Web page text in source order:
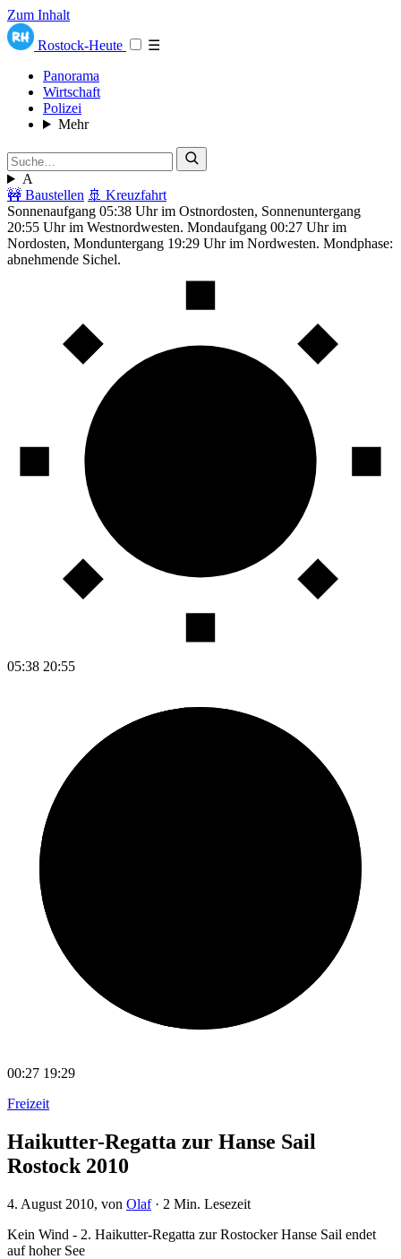
Zum Inhalt
Rostock-Heute
☰
Panorama
Wirtschaft
Polizei
Mehr
A
🚧 Baustellen 🚢 Kreuzfahrt
Sonnenaufgang 05:38 Uhr im Ostnordosten, Sonnenuntergang
20:55 Uhr im Westnordwesten. Mondaufgang 00:27 Uhr im
Nordosten, Monduntergang 19:29 Uhr im Nordwesten. Mondphase:
abnehmende Sichel.
05:38 20:55
00:27 19:29
Freizeit
Haikutter-Regatta zur Hanse Sail
Rostock 2010
4. August 2010, von Olaf· 2 Min. Lesezeit
Kein Wind - 2. Haikutter-Regatta zur Rostocker Hanse Sail endet
auf hoher See